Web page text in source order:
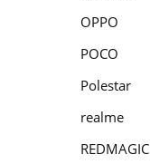
OPPO
POCO
Polestar
realme
REDMAGIC